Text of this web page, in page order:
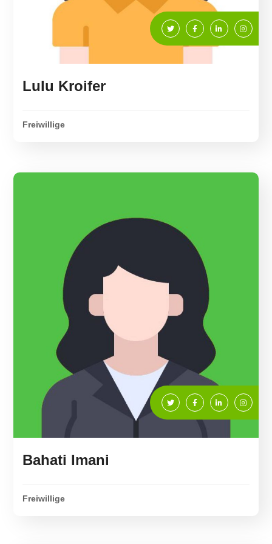
Lulu Kroifer
Freiwillige
Bahati Imani
Freiwillige